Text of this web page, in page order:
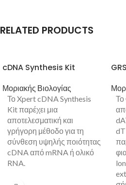
RELATED PRODUCTS
cDNA Synthesis Kit
Μοριακής Βιολογίας
Το Xpert cDNA Synthesis
Kit παρέχει μια
αποτελεσματική και
γρήγορη μέθοδο για τη
σύνθεση υψηλής ποιότητας
cDNA από mRNA ή ολικό
RNA.
Το